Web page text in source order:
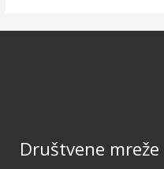
Društvene mreže